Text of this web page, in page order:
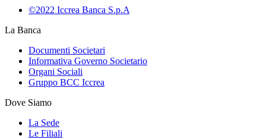
©2022 Iccrea Banca S.p.A
La Banca
Documenti Societari
Informativa Governo Societario
Organi Sociali
Gruppo BCC Iccrea
Dove Siamo
La Sede
Le Filiali